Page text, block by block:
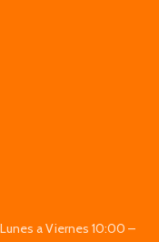
a Viernes 10:00 –